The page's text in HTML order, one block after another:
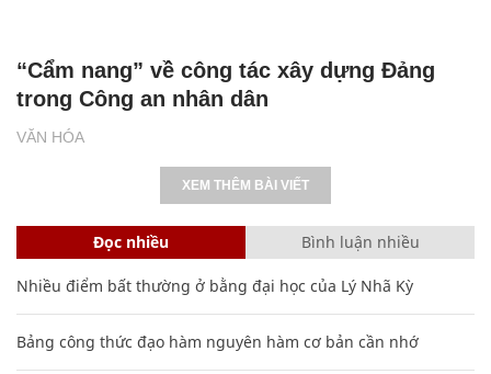
VĂN HÓA
“Cẩm nang” về công tác xây dựng Đảng
trong Công an nhân dân
XEM THÊM BÀI VIẾT
Đọc nhiều Bình luận nhiều
Nhiều điểm bất thường ở bằng đại học của Lý Nhã Kỳ
Bảng công thức đạo hàm nguyên hàm cơ bản cần nhớ